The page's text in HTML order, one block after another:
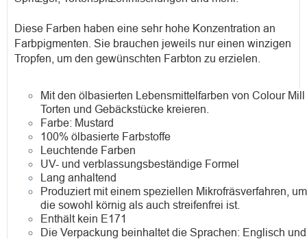
Diese Farben haben eine sehr hohe Konzentration an
Farbpigmenten. Sie brauchen jeweils nur einen winzigen
Tropfen, um den gewünschten Farbton zu erzielen.
Mit den ölbasierten Lebensmittelfarben von Colour
Torten und Gebäckstücke kreieren.
Farbe: Mustard
100% ölbasierte Farbstoffe
Leuchtende Farben
UV- und verblassungsbeständige Formel
Lang anhaltend
Produziert mit einem speziellen Mikrofräsverfahren,
die sowohl körnig als auch streifenfrei ist.
Enthält kein E171
Die Verpackung beinhaltet die Sprachen: Englisch